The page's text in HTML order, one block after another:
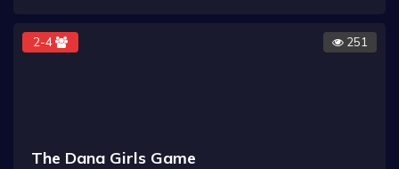
2-4 251
The Dana Girls Game